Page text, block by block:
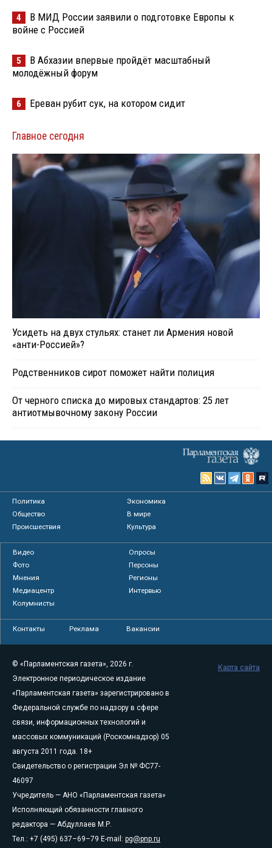
4
В МИД России заявили о подготовке Европы к
войне с Россией
5
В Абхазии впервые пройдёт масштабный
молодёжный форум
6 Ереван рубит сук, на котором сидит
Главное сегодня
Усидеть на двух стульях: станет ли Армения новой
«анти-Россией»?
Родственников сирот поможет найти полиция
От черного списка до мировых стандартов: 25 лет
антиотмывочному закону России
Политика
Экономика
Общество
В мире
Происшествия
Культура
Видео
Опросы
Фото
Персоны
Мнения
Регионы
Медиацентр
Интервью
Колумнисты
Контакты Реклама Вакансии
© «Парламентская газета», 2026 г.
Электронное периодическое издание
«Парламентская газета» зарегистрировано в
Федеральной службе по надзору в сфере
связи, информационных технологий и
массовых коммуникаций (Роскомнадзор) 05
августа 2011 года. 18+
Свидетельство о регистрации Эл № ФС77-
46097
Учредитель — АНО «Парламентская газета»
Исполняющий обязанности главного
редактора — Абдуллаев М.Р.
Тел.: +7 (495) 637–69–79 E-mail: pg@pnp.ru
Карта сайта